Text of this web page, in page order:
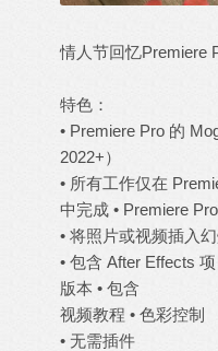
情人节回忆Premiere
特色：
• Premiere Pro 的
2022+）
• 所有工作仅在
中完成 • Premiere
• 将照片或视频插入
• 包含 After Effects
版本 • 包含
视频教程 • 色彩控制
• 无需插件